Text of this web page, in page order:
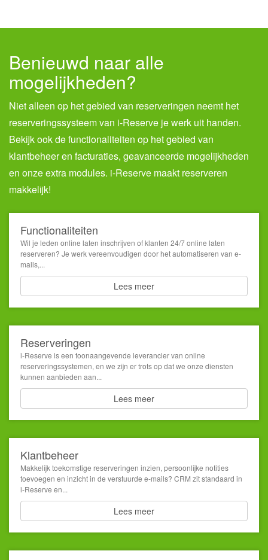
Benieuwd naar alle
mogelijkheden?
Niet alleen op het gebied van reserveringen neemt het
reserveringssysteem van i-Reserve je werk uit handen.
Bekijk ook de functionaliteiten op het gebied van
klantbeheer en facturaties, geavanceerde mogelijkheden
en onze extra modules. i-Reserve maakt reserveren
makkelijk!
Functionaliteiten
Wil je leden online laten inschrijven of klanten 24/7 online laten
reserveren? Je werk vereenvoudigen door het automatiseren van e-
mails,...
Lees meer
Reserveringen
i-Reserve is een toonaangevende leverancier van online
reserveringssystemen, en we zijn er trots op dat we onze diensten
kunnen aanbieden aan...
Lees meer
Klantbeheer
Makkelijk toekomstige reserveringen inzien, persoonlijke notities
toevoegen en inzicht in de verstuurde e-mails? CRM zit standaard in
i-Reserve en...
Lees meer